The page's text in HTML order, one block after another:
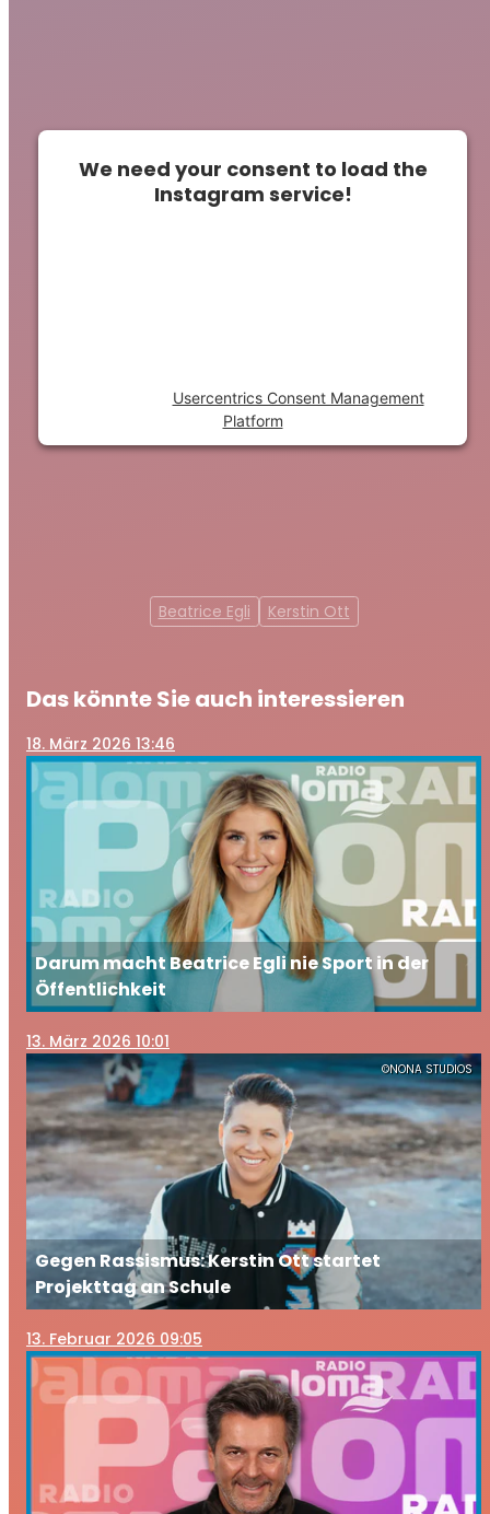
We need your consent to load the
Instagram service!
Usercentrics Consent Management
Platform
Beatrice Egli Kerstin Ott
Das könnte Sie auch interessieren
18. März 2026 13:46
Darum macht Beatrice Egli nie Sport in der
Öffentlichkeit
13. März 2026 10:01
©NONA STUDIOS
Gegen Rassismus: Kerstin Ott startet
Projekttag an Schule
13. Februar 2026 09:05